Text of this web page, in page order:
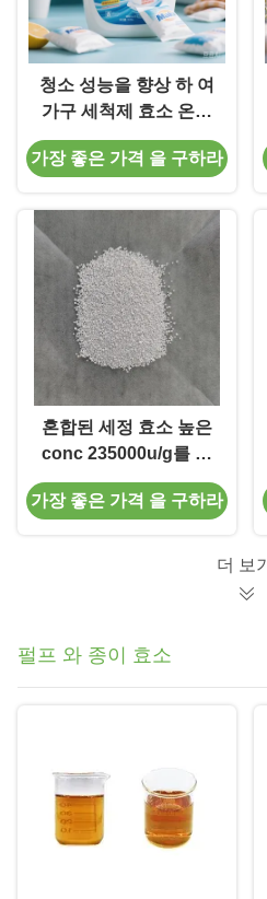
청소 성능을 향상 하 여
가구 세척제 효소 온도
범위 30-60°C 무료 샘플
가장 좋은 가격 을 구하라
혼합된 세정 효소 높은
conc 235000u/g를 씻
는 가루의 생물학적 효
소 첨가제
가장 좋은 가격 을 구하라
더 보기
펄프 와 종이 효소